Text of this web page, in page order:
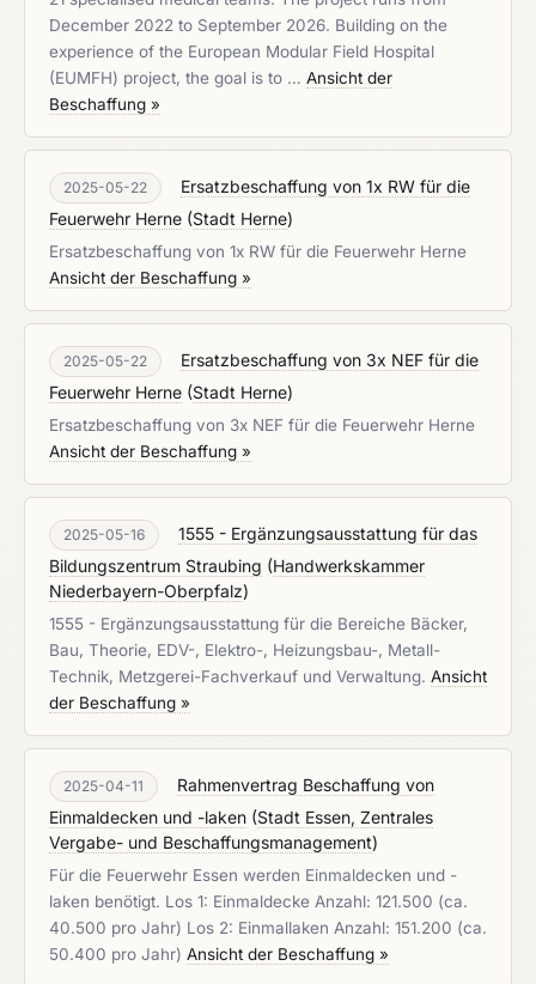
December 2022 to September 2026. Building on the
experience of the European Modular Field Hospital
(EUMFH) project, the goal is to … Ansicht der
Beschaffung »
2025-05-22
Ersatzbeschaffung von 1x RW für die
Feuerwehr Herne (Stadt Herne)
Ersatzbeschaffung von 1x RW für die Feuerwehr Herne
Ansicht der Beschaffung »
2025-05-22
Ersatzbeschaffung von 3x NEF für die
Feuerwehr Herne (Stadt Herne)
Ersatzbeschaffung von 3x NEF für die Feuerwehr Herne
Ansicht der Beschaffung »
2025-05-16
1555 - Ergänzungsausstattung für das
Bildungszentrum Straubing (Handwerkskammer
Niederbayern-Oberpfalz)
1555 - Ergänzungsausstattung für die Bereiche Bäcker,
Bau, Theorie, EDV-, Elektro-, Heizungsbau-, Metall-
Technik, Metzgerei-Fachverkauf und Verwaltung. Ansicht
der Beschaffung »
2025-04-11
Rahmenvertrag Beschaffung von
Einmaldecken und -laken (Stadt Essen, Zentrales
Vergabe- und Beschaffungsmanagement)
Für die Feuerwehr Essen werden Einmaldecken und -
laken benötigt. Los 1: Einmaldecke Anzahl: 121.500 (ca.
40.500 pro Jahr) Los 2: Einmallaken Anzahl: 151.200 (ca.
50.400 pro Jahr) Ansicht der Beschaffung »